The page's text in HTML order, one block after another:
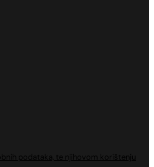
podataka, te njihovom korištenju